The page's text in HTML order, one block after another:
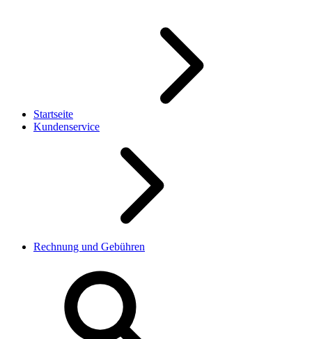
Startseite
Kundenservice
Rechnung und Gebühren